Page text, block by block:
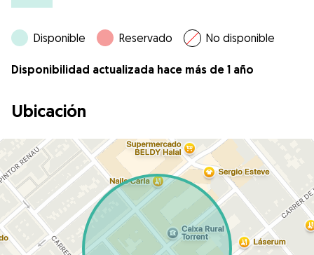
Disponible Reservado No disponible
Disponibilidad actualizada hace más de 1 año
Ubicación